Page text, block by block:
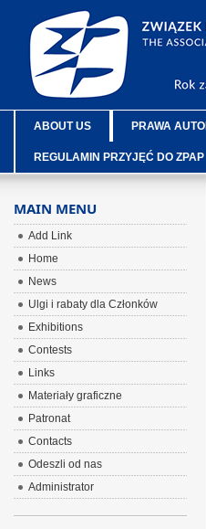
ABOUT US PRAWA
REGULAMIN PRZYJĘĆ DO ZPAP
MAIN MENU
Add Link
Home
News
Ulgi i rabaty dla Członków
Exhibitions
Contests
Links
Materiały graficzne
Patronat
Contacts
Odeszli od nas
Administrator